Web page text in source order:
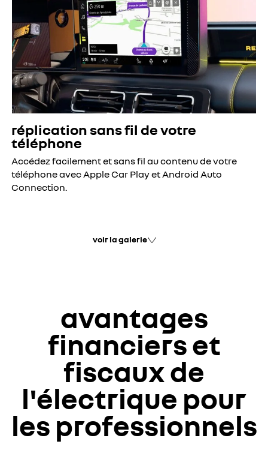
réplication sans fil de votre
téléphone
Accédez facilement et sans fil au contenu de votre
téléphone avec Apple Car Play et Android Auto
Connection.
voir la galerie
avantages
financiers et
fiscaux de
l'électrique pour
les professionnels